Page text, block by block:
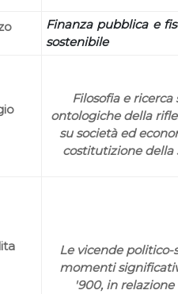
Finanza pubblica e
sostenibile
Filosofia e
ontologiche della
su società ed
costitutizione della
Le vicende
momenti
'900, in